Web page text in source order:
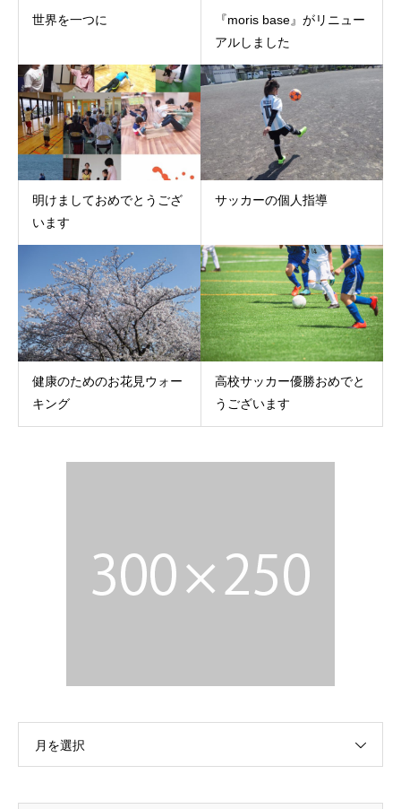
世界を一つに
『moris base』がリニュー
アルしました
明けましておめでとうござ
います
サッカーの個人指導
健康のためのお花見ウォー
キング
高校サッカー優勝おめでと
うございます
月を選択